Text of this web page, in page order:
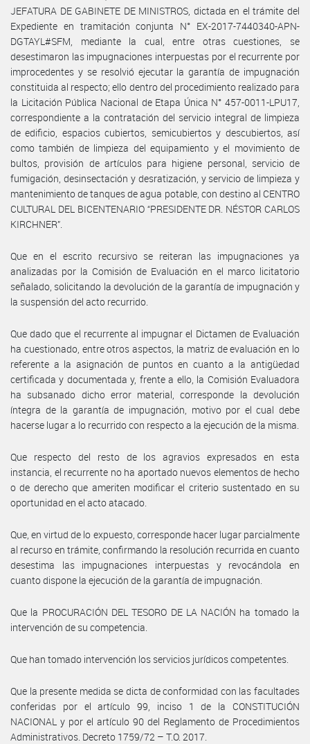
JEFATURA DE GABINETE DE MINISTROS, dictada en el trámite del
Expediente en tramitación conjunta N° EX-2017-7440340-APN-
DGTAYL#SFM, mediante la cual, entre otras cuestiones, se
desestimaron las impugnaciones interpuestas por el recurrente por
improcedentes y se resolvió ejecutar la garantía de impugnación
constituida al respecto; ello dentro del procedimiento realizado para
la Licitación Pública Nacional de Etapa Única N° 457-0011-LPU17,
correspondiente a la contratación del servicio integral de limpieza
de edificio, espacios cubiertos, semicubiertos y descubiertos, así
como también de limpieza del equipamiento y el movimiento de
bultos, provisión de artículos para higiene personal, servicio de
fumigación, desinsectación y desratización, y servicio de limpieza y
mantenimiento de tanques de agua potable, con destino al CENTRO
CULTURAL DEL BICENTENARIO “PRESIDENTE DR. NÉSTOR CARLOS
KIRCHNER”.
Que en el escrito recursivo se reiteran las impugnaciones ya
analizadas por la Comisión de Evaluación en el marco licitatorio
señalado, solicitando la devolución de la garantía de impugnación y
la suspensión del acto recurrido.
Que dado que el recurrente al impugnar el Dictamen de Evaluación
ha cuestionado, entre otros aspectos, la matriz de evaluación en lo
referente a la asignación de puntos en cuanto a la antigüedad
certificada y documentada y, frente a ello, la Comisión Evaluadora
ha subsanado dicho error material, corresponde la devolución
íntegra de la garantía de impugnación, motivo por el cual debe
hacerse lugar a lo recurrido con respecto a la ejecución de la misma.
Que respecto del resto de los agravios expresados en esta
instancia, el recurrente no ha aportado nuevos elementos de hecho
o de derecho que ameriten modificar el criterio sustentado en su
oportunidad en el acto atacado.
Que, en virtud de lo expuesto, corresponde hacer lugar parcialmente
al recurso en trámite, confirmando la resolución recurrida en cuanto
desestima las impugnaciones interpuestas y revocándola en
cuanto dispone la ejecución de la garantía de impugnación.
Que la PROCURACIÓN DEL TESORO DE LA NACIÓN ha tomado la
intervención de su competencia.
Que han tomado intervención los servicios jurídicos competentes.
Que la presente medida se dicta de conformidad con las facultades
conferidas por el artículo 99, inciso 1 de la CONSTITUCIÓN
NACIONAL y por el artículo 90 del Reglamento de Procedimientos
Administrativos. Decreto 1759/72 – T.O. 2017.